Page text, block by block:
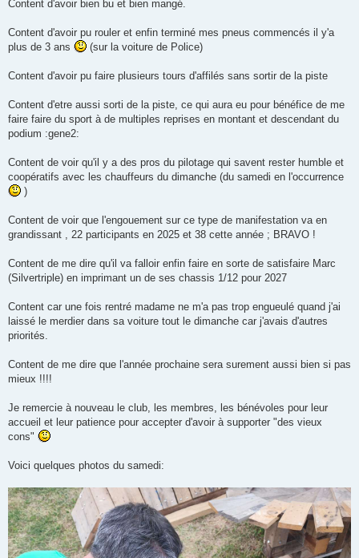
Content d'avoir bien bu et bien mangé.
Content d'avoir pu rouler et enfin terminé mes pneus commencés il y'a
plus de 3 ans
(sur la voiture de Police)
Content d'avoir pu faire plusieurs tours d'affilés sans sortir de la piste
Content d'etre aussi sorti de la piste, ce qui aura eu pour bénéfice de me
faire faire du sport à de multiples reprises en montant et descendant du
podium :gene2:
Content de voir qu'il y a des pros du pilotage qui savent rester humble et
coopératifs avec les chauffeurs du dimanche (du samedi en l'occurrence
)
Content de voir que l'engouement sur ce type de manifestation va en
grandissant , 22 participants en 2025 et 38 cette année ; BRAVO !
Content de me dire qu'il va falloir enfin faire en sorte de satisfaire Marc
(Silvertriple) en imprimant un de ses chassis 1/12 pour 2027
Content car une fois rentré madame ne m'a pas trop engueulé quand j'ai
laissé le merdier dans sa voiture tout le dimanche car j'avais d'autres
priorités.
Content de me dire que l'année prochaine sera surement aussi bien si pas
mieux !!!!
Je remercie à nouveau le club, les membres, les bénévoles pour leur
accueil et leur patience pour accepter d'avoir à supporter "des vieux
cons"
Voici quelques photos du samedi: